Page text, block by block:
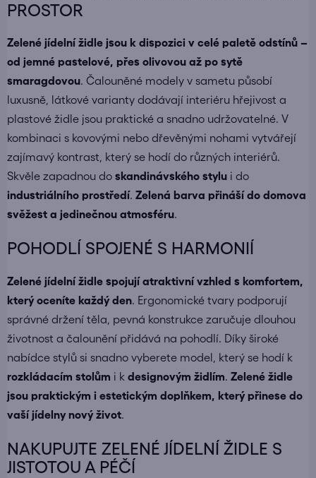
PROSTOR
Zelené jídelní židle jsou k dispozici v celé paletě odstínů –
od jemné pastelové, přes olivovou až po sytě
smaragdovou. Čalouněné modely v sametu působí
luxusně, látkové varianty dodávají interiéru hřejivost a
plastové židle jsou praktické a snadno udržovatelné. V
kombinaci s kovovými nebo dřevěnými nohami vytvářejí
zajímavý kontrast, který se hodí do různých interiérů.
Skvěle zapadnou do skandinávského stylu i do
industriálního prostředí. Zelená barva přináší do domova
svěžest a jedinečnou atmosféru.
POHODLÍ SPOJENÉ S HARMONIÍ
Zelené jídelní židle spojují atraktivní vzhled s komfortem,
který oceníte každý den. Ergonomické tvary podporují
správné držení těla, pevná konstrukce zaručuje dlouhou
životnost a čalounění přidává na pohodlí. Díky široké
nabídce stylů si snadno vyberete model, který se hodí k
rozkládacím stolům i k designovým židlím. Zelené židle
jsou praktickým i estetickým doplňkem, který přinese do
vaší jídelny nový život.
NAKUPUJTE ZELENÉ JÍDELNÍ ŽIDLE S
JISTOTOU A PÉČÍ